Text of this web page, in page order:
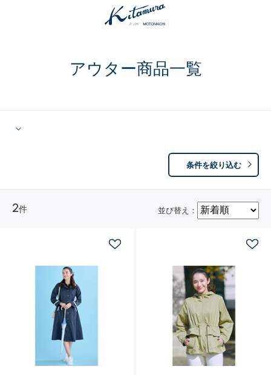
アウター商品一覧
条件を絞り込む
2件 並び替え：